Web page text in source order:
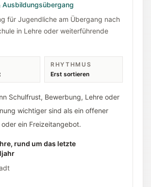
Ausbildungsübergang
für Jugendliche am Übergang nach
in Lehre oder weiterführende
RHYTHMUS
Erst sortieren
Schulfrust, Bewerbung, Lehre oder
wichtiger sind als ein offener
ein Freizeitangebot.
rund um das letzte